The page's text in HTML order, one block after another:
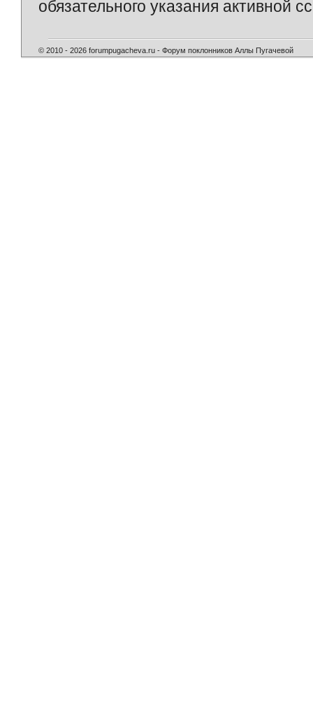
обязательного указания активной
© 2010 - 2026 forumpugacheva.ru - Форум поклонников Аллы Пугачевой